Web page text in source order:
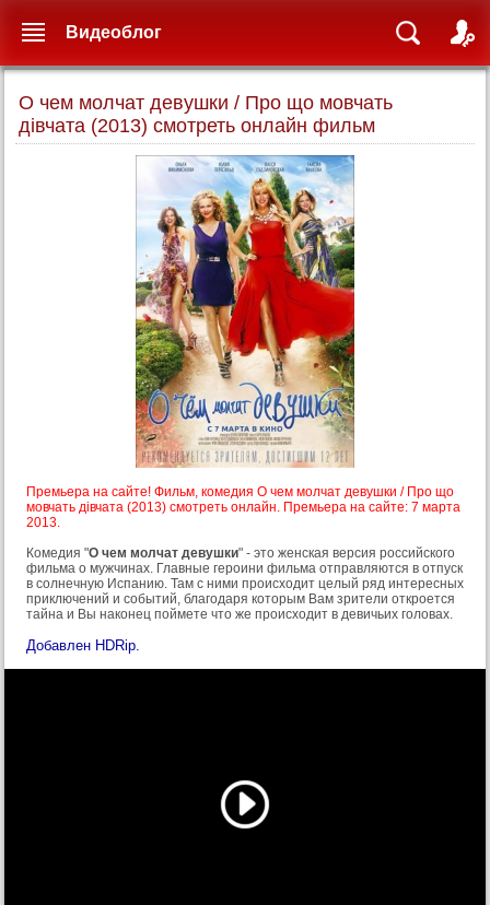
О чем молчат девушки / Про що мовчать
дівчата (2013) смотреть онлайн фильм
Премьера на сайте! Фильм, комедия О чем молчат девушки / Про що
мовчать дівчата (2013) смотреть онлайн. Премьера на сайте: 7 марта
2013.
Комедия "О чем молчат девушки" - это женская версия российского
фильма о мужчинах. Главные героини фильма отправляются в отпуск
в солнечную Испанию. Там с ними происходит целый ряд интересных
приключений и событий, благодаря которым Вам зрители откроется
тайна и Вы наконец поймете что же происходит в девичьих головах.
Добавлен HDRip.
Видеоблог